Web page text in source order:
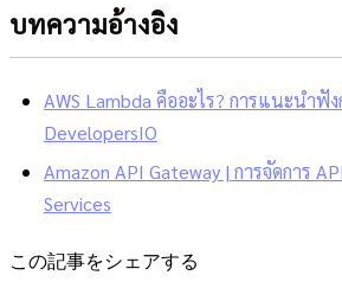
บทความอ้างอิง
AWS Lambda คืออะไร? การแนะนำฟั
DevelopersIO
Amazon API Gateway | การจัดการ
Services
この記事をシェアする